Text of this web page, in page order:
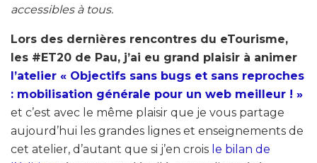
accessibles à tous.
Lors des dernières rencontres du eTourisme,
les #ET20 de Pau, j’ai eu grand plaisir à animer
l’atelier « Objectifs sans bugs et sans reproches
: mobilisation générale pour un web meilleur ! »
et c’est avec le même plaisir que je vous partage
aujourd’hui les grandes lignes et enseignements de
cet atelier, d’autant que si j’en crois le bilan de